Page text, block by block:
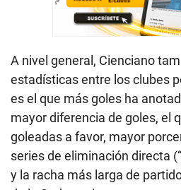
A nivel general, Cienciano
estadísticas entre los clubes
es el que más goles ha
mayor diferencia de goles, el
goleadas a favor, mayor
series de eliminación directa
y la racha más larga de